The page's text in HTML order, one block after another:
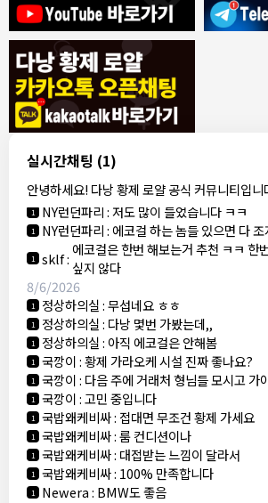
실시간채팅 (1)
안녕하세요! 다낭 황제 로얄 공식 커뮤니티입니
8/4/2026
1 모기한테물림:여기도 문의해보면 바로 알려줌
1 모기한테물림:정찰가보다 쌀수 없음
1 결혼안해:ㄹㅇ 팩트 ㅋㅋㅋㅋ
결혼안해:ㄹㅇ 팩트 ㅋㅋㅋㅋ
8/5/2026
NY런던파리 :다낭 에코걸 여기서 예약 가능
1 3군:에코걸 좀 조심 하는게 좋음
1 NY런던파리:저도 많이 들었습니다 ㅋㅋ
1 NY런던파리: 에코걸 하는 놈들 있으면 다
1 sklf: 에코걸은 한번 해보는거 추천 ㅋㅋ 한
싶지 않다
8/6/2026
1 정상하의실:무섭네요 ㅎㅎ
1 정상하의실: 다낭 몇번 가봤는데,,
1 정상하의실: 아직 에코걸은 안해봄
1 국깡이:황제 가라오케 시설 진짜 좋나요?
1 국깡이: 다음 주에 거래처 형님들 모시고 가
1 국깡이:고민 중입니다
1 국밥왜케비싸: 접대면 무조건 황제 가세요
1 국밥왜케비싸:룸 컨디션이나
1 국밥왜케비싸: 대접받는 느낌이 달라서
1 국밥왜케비싸: 100% 만족합니다
1 Newera: BMW도 좋음